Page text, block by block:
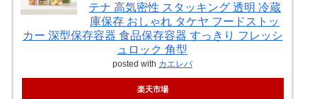
テナ 高気密性 スタッキング 透明 冷蔵
庫保存 おしゃれ タケヤ フードストッ
カー 深型保存容器 食品保存容器 すっきり フレッシ
ュロック 角型
posted with カエレバ
楽天市場